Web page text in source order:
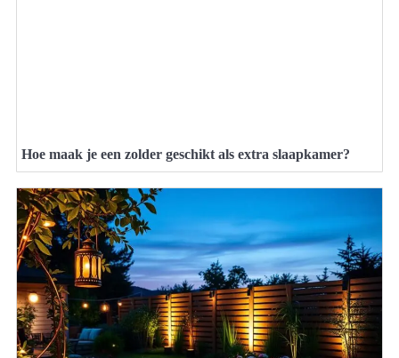
Hoe maak je een zolder geschikt als extra slaapkamer?